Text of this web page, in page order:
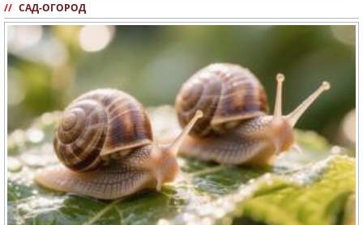
// САД-ОГОРОД